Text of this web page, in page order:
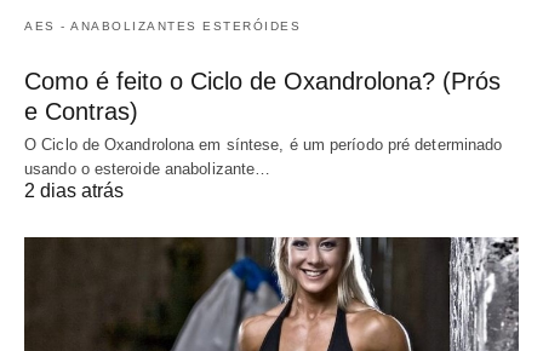
AES - ANABOLIZANTES ESTERÓIDES
Como é feito o Ciclo de Oxandrolona? (Prós
e Contras)
O Ciclo de Oxandrolona em síntese, é um período pré determinado
usando o esteroide anabolizante…
2 dias atrás